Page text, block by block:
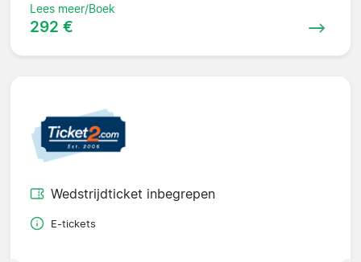
Lees meer/Boek
292 €
Wedstrijdticket inbegrepen
E-tickets